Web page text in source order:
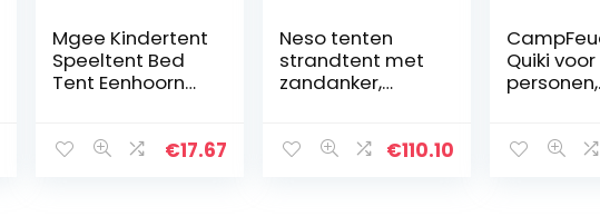
Mgee Kindertent
Speeltent Bed
Tent Eenhoorn
Indoor Pop-Up
€17.67
Neso tenten
strandtent met
zandanker,
2,1 mx 2,1 m –€110.10
Quiki voor
personen,
seconden,